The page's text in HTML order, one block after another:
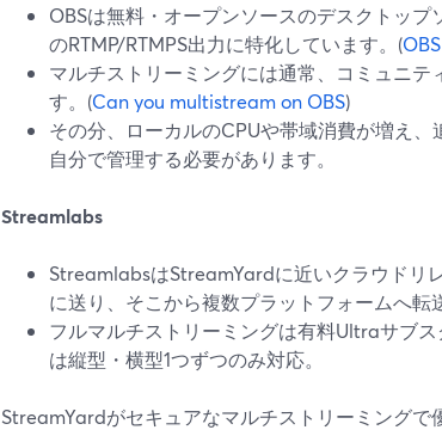
OBSは無料・オープンソースのデスクトッ
のRTMP/RTMPS出力に特化しています。(
マルチストリーミングには通常、コミュニ
す。(Can you multistream on OBS)
その分、ローカルのCPUや帯域消費が増え
自分で管理する必要があります。
Streamlabs
StreamlabsはStreamYardに近いクラウドリ
に送り、そこから複数プラットフォームへ転
フルマルチストリーミングは有料Ultraサブ
は縦型・横型1つずつのみ対応。
StreamYardがセキュアなマルチストリーミングで